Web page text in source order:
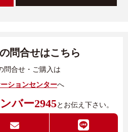
問合せはこちら
問合せ・ご購入は
ションセンターへ
バー2945とお伝え下さい。